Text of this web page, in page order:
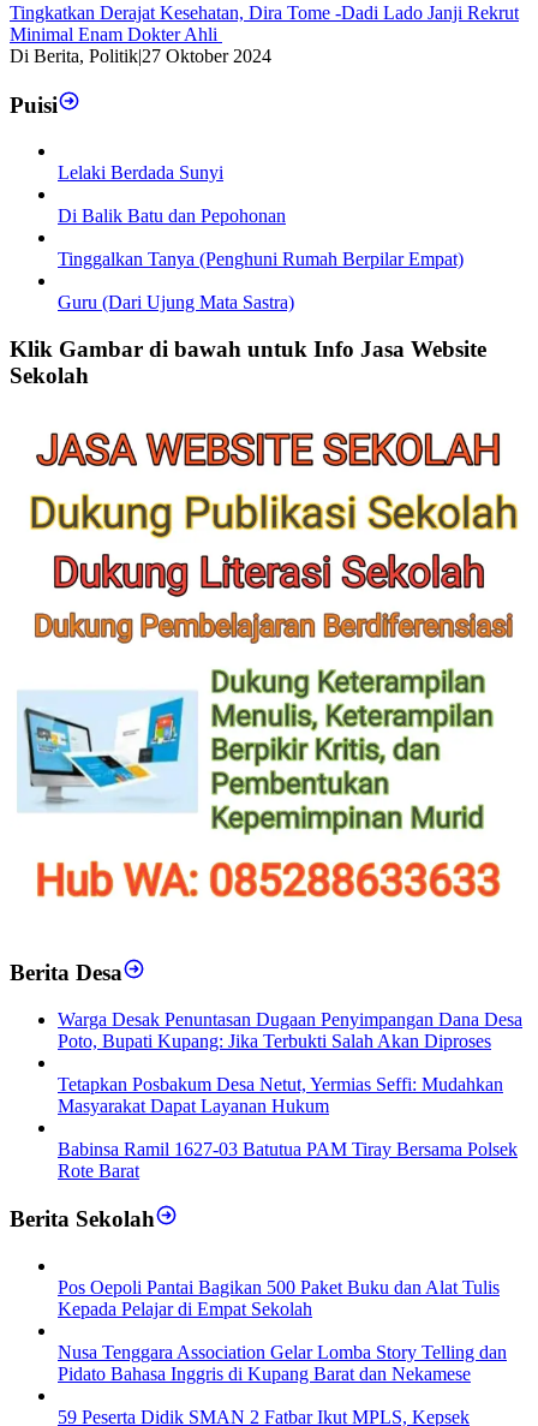
Tingkatkan Derajat Kesehatan, Dira Tome -Dadi Lado Janji Rekrut
Minimal Enam Dokter Ahli
Di Berita, Politik|27 Oktober 2024
Puisi
Lelaki Berdada Sunyi
Di Balik Batu dan Pepohonan
Tinggalkan Tanya (Penghuni Rumah Berpilar Empat)
Guru (Dari Ujung Mata Sastra)
Klik Gambar di bawah untuk Info Jasa Website
Sekolah
Berita Desa
‎Warga Desak Penuntasan Dugaan Penyimpangan Dana Desa
Poto, Bupati Kupang: Jika Terbukti Salah Akan Diproses
Tetapkan Posbakum Desa Netut, Yermias Seffi: Mudahkan
Masyarakat Dapat Layanan Hukum
Babinsa Ramil 1627-03 Batutua PAM Tiray Bersama Polsek
Rote Barat
Berita Sekolah
Pos Oepoli Pantai Bagikan 500 Paket Buku dan Alat Tulis
Kepada Pelajar di Empat Sekolah
Nusa Tenggara Association Gelar Lomba Story Telling dan
Pidato Bahasa Inggris di Kupang Barat dan Nekamese
59 Peserta Didik SMAN 2 Fatbar Ikut MPLS, Kepsek